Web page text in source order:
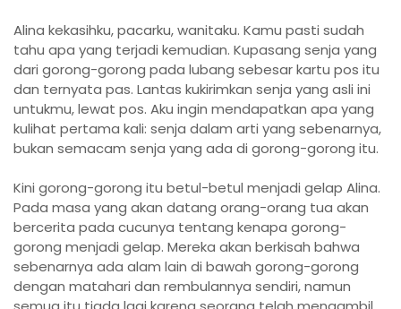
Alina kekasihku, pacarku, wanitaku. Kamu pasti sudah
tahu apa yang terjadi kemudian. Kupasang senja yang
dari gorong-gorong pada lubang sebesar kartu pos itu
dan ternyata pas. Lantas kukirimkan senja yang asli ini
untukmu, lewat pos. Aku ingin mendapatkan apa yang
kulihat pertama kali: senja dalam arti yang sebenarnya,
bukan semacam senja yang ada di gorong-gorong itu.
Kini gorong-gorong itu betul-betul menjadi gelap Alina.
Pada masa yang akan datang orang-orang tua akan
bercerita pada cucunya tentang kenapa gorong-
gorong menjadi gelap. Mereka akan berkisah bahwa
sebenarnya ada alam lain di bawah gorong-gorong
dengan matahari dan rembulannya sendiri, namun